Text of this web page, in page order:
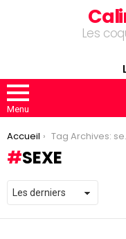
Les
Menu
You are here:
Accueil Tag Archives: sexe
SEXE